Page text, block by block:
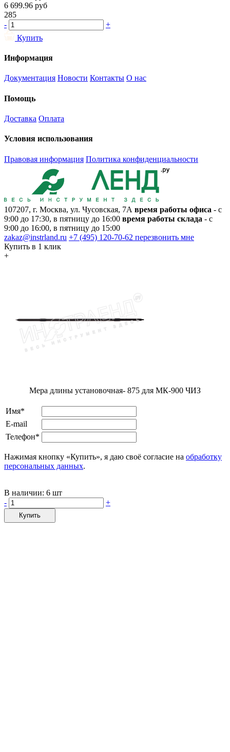
6 699.96 руб
285
-
+
Купить
Информация
Документация Новости Контакты О нас
Помощь
Доставка Оплата
Условия использования
Правовая информация Политика конфиденциальности
107207, г. Москва, ул. Чусовская, 7А время работы офиса - с
9:00 до 17:30, в пятницу до 16:00 время работы склада - с
9:00 до 16:00, в пятницу до 15:00
zakaz@instrland.ru +7 (495) 120-70-62 перезвонить мне
Купить в 1 клик
+
Мера длины установочная- 875 для МК-900 ЧИЗ
Имя*
E-mail
Телефон*
Нажимая кнопку «Купить», я даю своё согласие на обработку
персональных данных.
В наличии: 6 шт
-
+
Купить